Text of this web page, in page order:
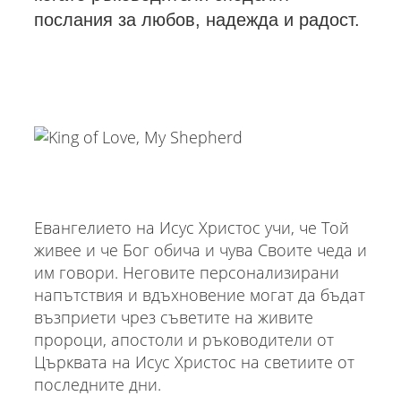
послания за любов, надежда и радост.
Евангелието на Исус Христос учи, че Той
живее и че Бог обича и чува Своите чеда и
им говори. Неговите персонализирани
напътствия и вдъхновение могат да бъдат
възприети чрез съветите на живите
пророци, апостоли и ръководители от
Църквата на Исус Христос на светиите от
последните дни.